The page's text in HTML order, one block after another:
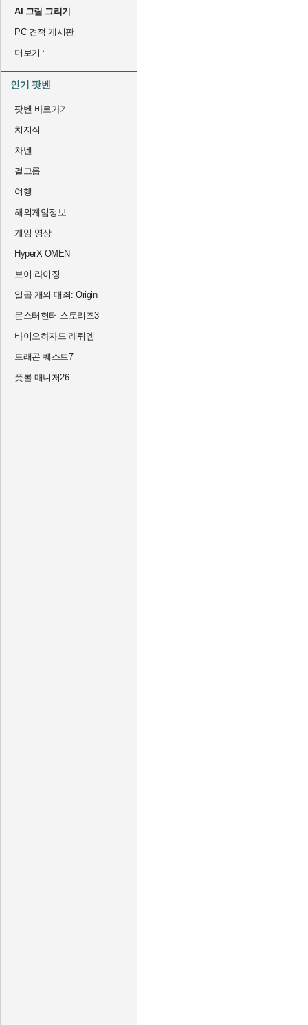
AI 그림 그리기
PC 견적 게시판
더보기
인기 팟벤
팟벤 바로가기
치지직
차벤
걸그룹
여행
해외게임정보
게임 영상
HyperX OMEN
브이 라이징
일곱 개의 대죄: Origin
몬스터헌터 스토리즈3
바이오하자드 레퀴엠
드래곤 퀘스트7
풋볼 매니저26